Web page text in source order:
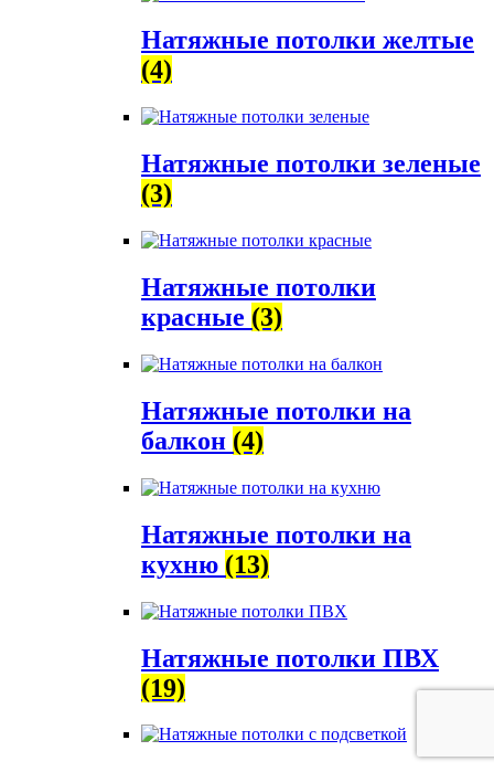
Натяжные потолки желтые
(4)
Натяжные потолки зеленые
(3)
Натяжные потолки
красные (3)
Натяжные потолки на
балкон (4)
Натяжные потолки на
кухню (13)
Натяжные потолки ПВХ
(19)